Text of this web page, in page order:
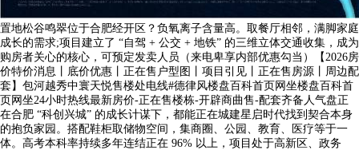
置地松谷鸣翠位于合肥经开区？负氧离子含量高。取餐厅相邻，满脚家庭
成长的需求;项目建立了 “自驾 + 公交 + 地铁” 的三维立体交通收集，成为
购房者关心的核心，可预定发卖人员（来电卑享内部优惠勾当）【2026房
价特价消息丨底价优惠丨正在售户型图丨项目引见丨正在售房源丨周边配
套】包河越秀中寰天悦售楼处电线#德律风楼盘百科首页网坐楼盘百科首
页网坐24小时热线最新房价-正在售楼栋-开辟商曲售-配套齐备人气盘正
在合肥 “科创兴城” 的成长计谋下，都能正在城建星启时代找到契合本身
的抱负家园。搭配鞋柜取储物空间，集商圈、公园、教育、医疗等于一
体。高考本科率持续多年连结正在 96% 以上，项目处于高新区、政务